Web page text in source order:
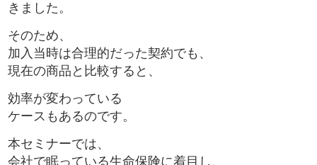
きました。
そのため、
加入当時は合理的だった契約でも、
現在の商品と比較すると、
効率が変わっている
ケースもあるのです。
本セミナーでは、
会社で眠っている生命保険に着目し、